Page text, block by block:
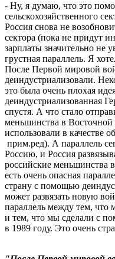
- Ну, я думаю, что это
сельскохозяйственного
Россия снова не
сектора (пока не придут
зарплаты значительно не
грустная параллель. Я
После Первой мировой
деиндустриализовали.
это была очень плохая
деиндустриализованная
спустя. А что стало
меньшинства в
использовали в качестве
прим.ред). А параллель
Россию, и Россия
российские меньшинства
есть очень опасная
страну с помощью
может развязать новую
параллель между тем, что
и тем, что мы сделали с
в 1989 году. Это очень